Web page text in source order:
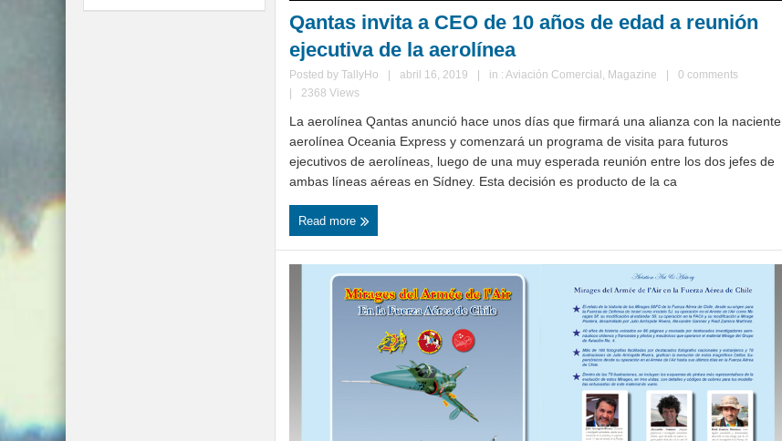
Qantas invita a CEO de 10 años de edad a reunión
ejecutiva de la aerolínea
Posted by TallyHo abril 16, 2019 in : Aviación Comercial , Magazine
0 comments
2368 Views
La aerolínea Qantas anunció hace unos días que firmará una alianza con la naciente
aerolínea Oceania Express y comenzará un programa de visita para futuros
ejecutivos de aerolíneas, luego de una muy esperada reunión entre los dos jefes de
ambas líneas aéreas en Sídney. Esta decisión es producto de la ca
Read more